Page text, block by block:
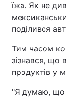
їжа. Як не
поділився
Тим часом
зізнався, що
продуктів у
"Я думаю, що